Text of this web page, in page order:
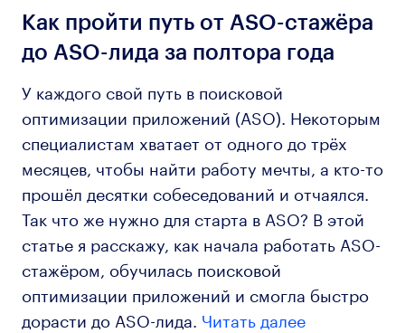
Как пройти путь от ASO-стажёра
до ASO-лида за полтора года
У каждого свой путь в поисковой
оптимизации приложений (ASO). Некоторым
специалистам хватает от одного до трёх
месяцев, чтобы найти работу мечты, а кто-то
прошёл десятки собеседований и отчаялся.
Так что же нужно для старта в ASO? В этой
статье я расскажу, как начала работать ASO-
стажёром, обучилась поисковой
оптимизации приложений и смогла быстро
дорасти до ASO-лида. Читать далее